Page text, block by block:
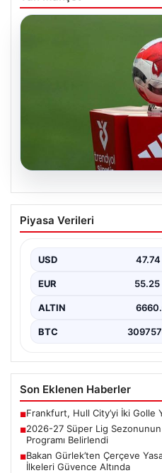
2026-27 Süper Lig
Üçüncü Haftalarının
sezonu için
Piyasa Verileri
USD 47.74
EUR 55.25
ALTIN
BTC
Son Eklenen Haberler
■Frankfurt, Hull City’yi İki Golle
■2026-27 Süper Lig
Programı Belirlendi
■Bakan Gürlek’ten Çerçeve
İlkeleri Güvence Altında